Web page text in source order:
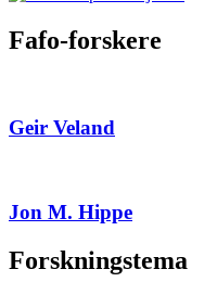
Fafo-forskere
Geir Veland
Jon M. Hippe
Forskningstema